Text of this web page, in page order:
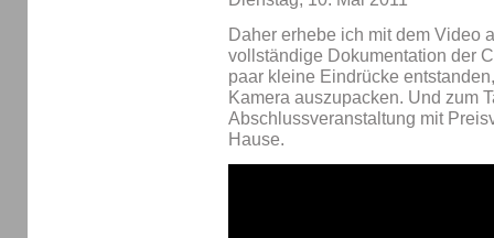
Daher erhebe ich mit dem Video
vollständige Dokumentation der
paar kleine Eindrücke
Kamera auszupacken. Und zum
Abschlussveranstaltung mit
Hause.